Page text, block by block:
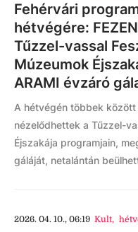
Fehérvári
hétvégére:
Tűzzel-vassal
Múzeumok
ARAMI évzáró
A hétvégén többek között
nézelődhettek a Tűzzel-
Éjszakája programjain,
gáláját, netalántán
2026. 04. 10., 06:19 Kult,